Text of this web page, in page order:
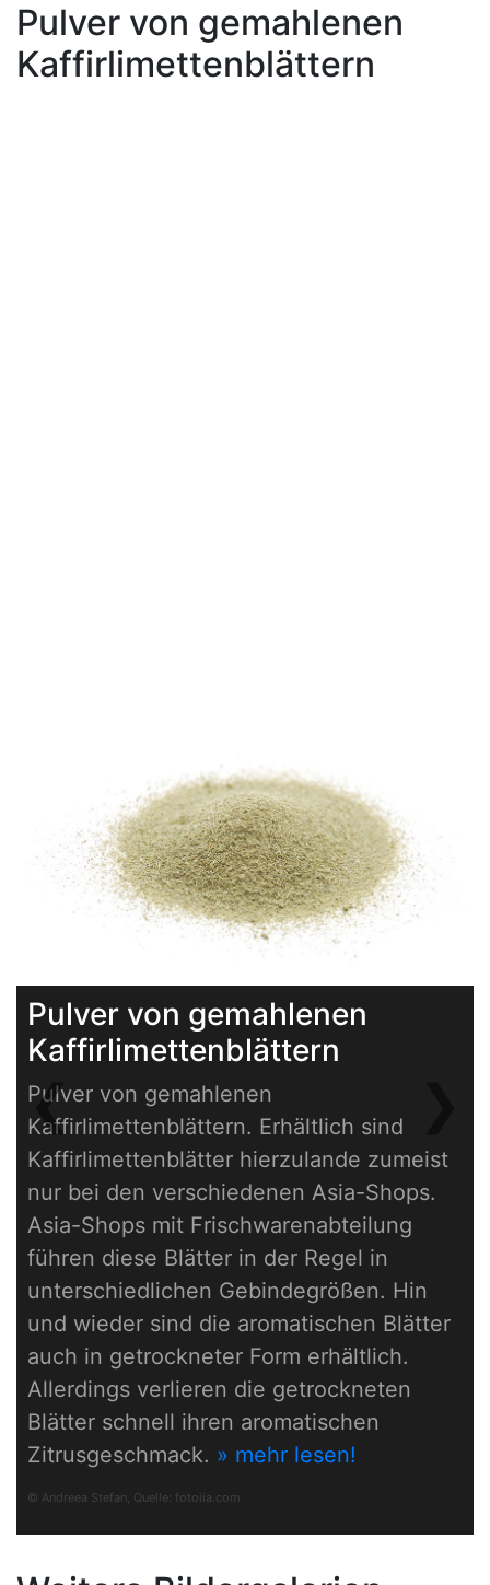
Pulver von gemahlenen
Kaffirlimettenblättern
Pulver von gemahlenen
Kaffirlimettenblättern
Pulver von gemahlenen
Kaffirlimettenblättern. Erhältlich sind
Kaffirlimettenblätter hierzulande zumeist
nur bei den verschiedenen Asia-Shops.
Asia-Shops mit Frischwarenabteilung
führen diese Blätter in der Regel in
unterschiedlichen Gebindegrößen. Hin
und wieder sind die aromatischen Blätter
auch in getrockneter Form erhältlich.
Allerdings verlieren die getrockneten
Blätter schnell ihren aromatischen
Zitrusgeschmack. » mehr lesen!
© Andreea Stefan, Quelle: fotolia.com
❮Previous